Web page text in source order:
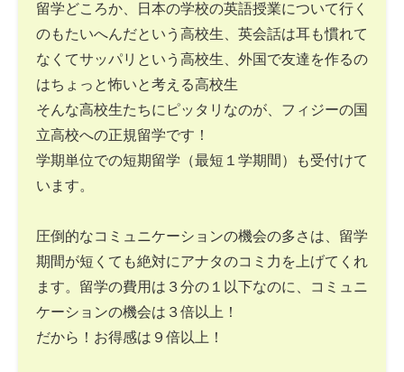
留学どころか、日本の学校の英語授業について行く
のもたいへんだという高校生、英会話は耳も慣れて
なくてサッパリという高校生、外国で友達を作るの
はちょっと怖いと考える高校生
そんな高校生たちにピッタリなのが、フィジーの国
立高校への正規留学です！
学期単位での短期留学（最短１学期間）も受付けて
います。
圧倒的なコミュニケーションの機会の多さは、留学
期間が短くても絶対にアナタのコミ力を上げてくれ
ます。留学の費用は３分の１以下なのに、コミュニ
ケーションの機会は３倍以上！
だから！お得感は９倍以上！